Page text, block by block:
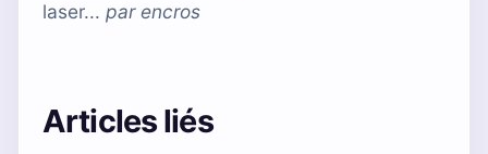
laser... parencros
Articles liés